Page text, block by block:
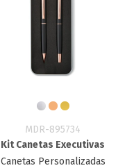
MDR-895734
Kit Canetas Executivas
Canetas Personalizadas